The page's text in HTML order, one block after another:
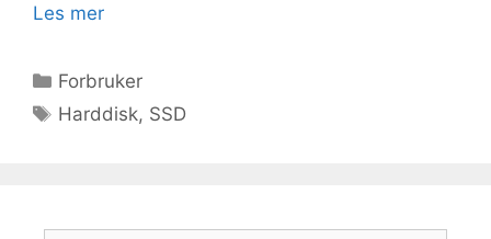
Les mer
Kategorier
Forbruker
Stikkord
Harddisk, SSD